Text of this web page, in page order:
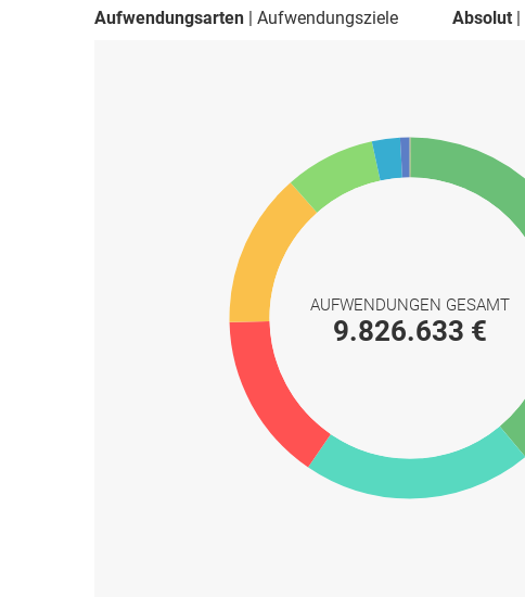
Aufwendungsarten Aufwendungsziele Absolut
AUFWENDUNGEN GESAMT
9.826.633 €